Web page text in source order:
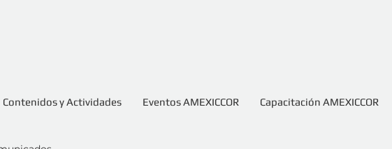
Contenidos y Actividades Eventos AMEXICCOR Capacitación AMEXICCOR